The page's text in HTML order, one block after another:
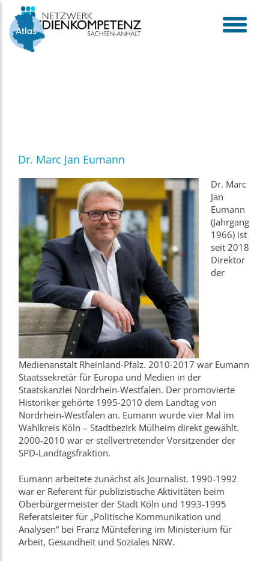
toggle
menu
Skip
content
Dr. Marc Jan Eumann
Dr. Marc
Jan
Eumann
(Jahrgang
1966) ist
seit 2018
Direktor
der
Medienanstalt Rheinland-Pfalz. 2010-2017 war Eumann
Staatssekretär für Europa und Medien in der
Staatskanzlei Nordrhein-Westfalen. Der promovierte
Historiker gehörte 1995-2010 dem Landtag von
Nordrhein-Westfalen an. Eumann wurde vier Mal im
Wahlkreis Köln – Stadtbezirk Mülheim direkt gewählt.
2000-2010 war er stellvertretender Vorsitzender der
SPD-Landtagsfraktion.
Eumann arbeitete zunächst als Journalist. 1990-1992
war er Referent für publizistische Aktivitäten beim
Oberbürgermeister der Stadt Köln und 1993-1995
Referatsleiter für „Politische Kommunikation und
Analysen“ bei Franz Müntefering im Ministerium für
Arbeit, Gesundheit und Soziales NRW.